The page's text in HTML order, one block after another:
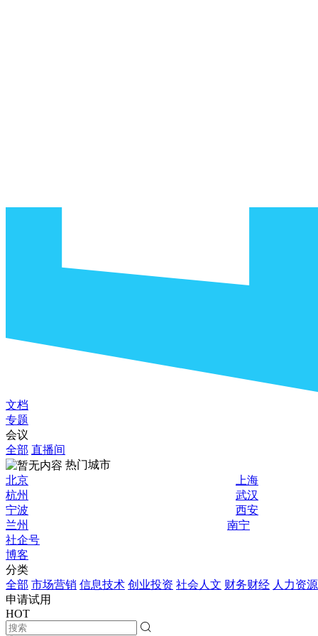
文档
专题
会议
全部 直播间
热门城市
北京
上海
杭州
武汉
宁波
西安
兰州
南宁
社企号
博客
分类
全部 市场营销 信息技术 创业投资 社会人文 财务财经 人力资源
申请试用
HOT